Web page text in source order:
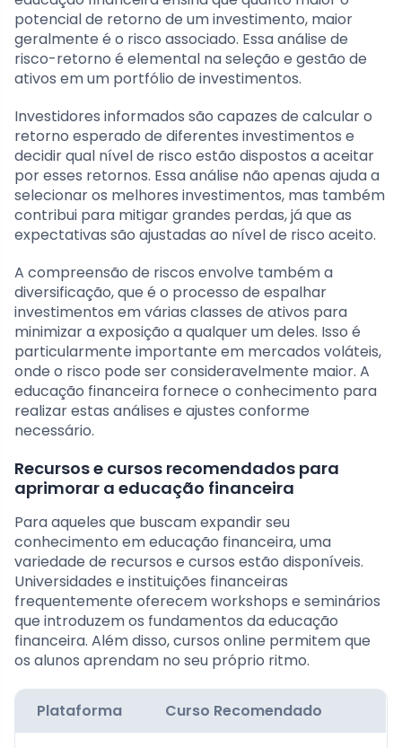
potencial de retorno de um investimento, maior
geralmente é o risco associado. Essa análise de
risco-retorno é elemental na seleção e gestão de
ativos em um portfólio de investimentos.
Investidores informados são capazes de calcular o
retorno esperado de diferentes investimentos e
decidir qual nível de risco estão dispostos a aceitar
por esses retornos. Essa análise não apenas ajuda a
selecionar os melhores investimentos, mas também
contribui para mitigar grandes perdas, já que as
expectativas são ajustadas ao nível de risco aceito.
A compreensão de riscos envolve também a
diversificação, que é o processo de espalhar
investimentos em várias classes de ativos para
minimizar a exposição a qualquer um deles. Isso é
particularmente importante em mercados voláteis,
onde o risco pode ser consideravelmente maior. A
educação financeira fornece o conhecimento para
realizar estas análises e ajustes conforme
necessário.
Recursos e cursos recomendados para
aprimorar a educação financeira
Para aqueles que buscam expandir seu
conhecimento em educação financeira, uma
variedade de recursos e cursos estão disponíveis.
Universidades e instituições financeiras
frequentemente oferecem workshops e seminários
que introduzem os fundamentos da educação
financeira. Além disso, cursos online permitem que
os alunos aprendam no seu próprio ritmo.
Plataforma Curso Recomendado